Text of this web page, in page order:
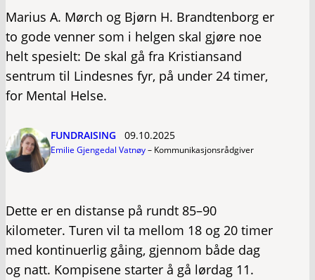
Marius A. Mørch og Bjørn H. Brandtenborg er
to gode venner som i helgen skal gjøre noe
helt spesielt: De skal gå fra Kristiansand
sentrum til Lindesnes fyr, på under 24 timer,
for Mental Helse.
FUNDRAISING 09.10.2025
Emilie Gjengedal Vatnøy– Kommunikasjonsrådgiver
Dette er en distanse på rundt 85–90
kilometer. Turen vil ta mellom 18 og 20 timer
med kontinuerlig gåing, gjennom både dag
og natt. Kompisene starter å gå lørdag 11.